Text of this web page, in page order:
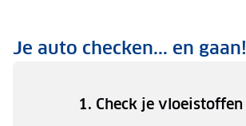
Je auto checken... en gaan!
1. Check je vloeistoffen